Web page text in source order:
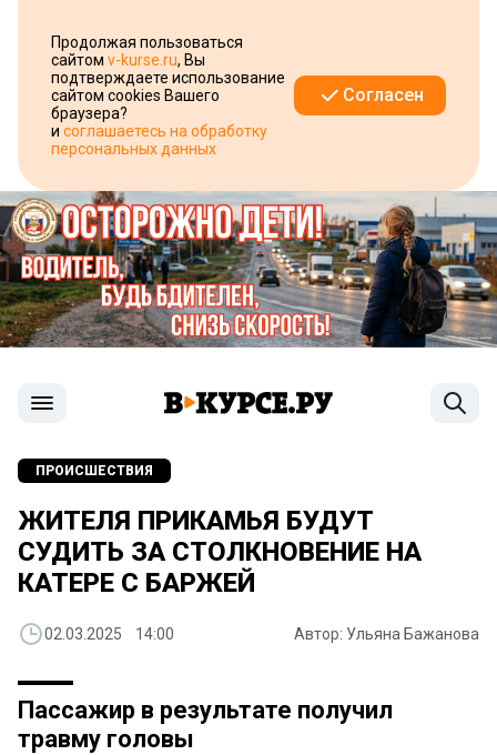
Продолжая пользоваться
сайтом v-kurse.ru, Вы
подтверждаете использование
сайтом cookies Вашего
браузера?
и соглашаетесь на обработку
персональных данных
Согласен
ПРОИСШЕСТВИЯ
ЖИТЕЛЯ ПРИКАМЬЯ БУДУТ
СУДИТЬ ЗА СТОЛКНОВЕНИЕ НА
КАТЕРЕ С БАРЖЕЙ
02.03.2025 14:00 Автор: Ульяна Бажанова
Пассажир в результате получил
травму головы